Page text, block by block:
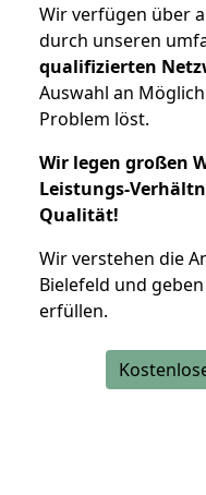
Wir verfügen über
durch unseren
qualifizierten
Auswahl an
Problem löst.
Wir legen großen
Leistungs-
Qualität!
Wir verstehen die
Bielefeld und
erfüllen.